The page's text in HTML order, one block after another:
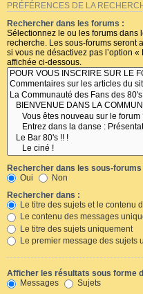
PRÉFÉRENCES DE LA
Rechercher dans les forums :
Sélectionnez le ou les forums dans
recherche. Les sous-forums seront
si vous ne désactivez pas l’option
affichée ci-dessous.
Rechercher dans les sous-forums
Oui
Non
Rechercher dans :
Le titre des sujets et le contenu
Le contenu des messages
Le titre des sujets uniquement
Le premier message des sujets
Afficher les résultats sous forme
Messages
Sujets